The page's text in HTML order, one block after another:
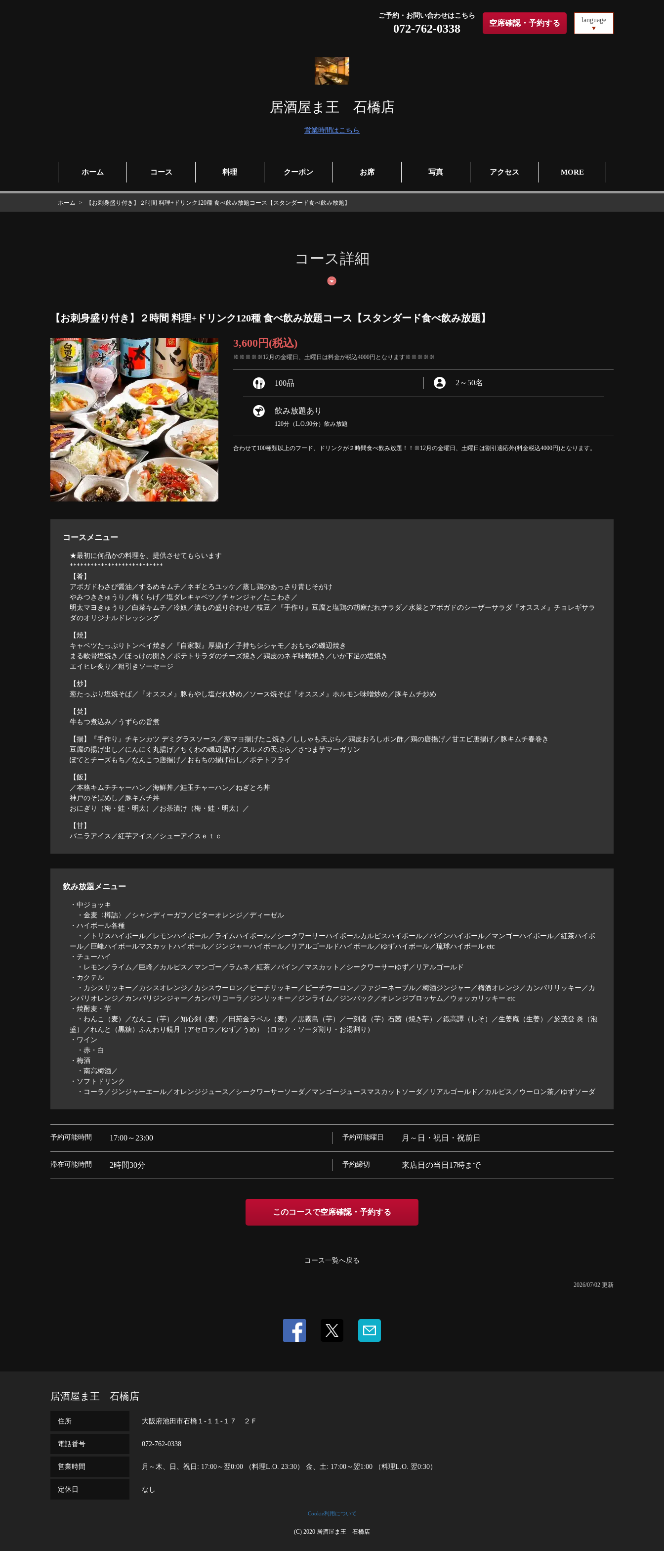
ご予約・お問い合わせはこちら
072-762-0338 空席確認・予約する language
居酒屋ま王 石橋店
営業時間はこちら
ホーム コース 料理 クーポン お席 写真 アクセス MORE
ホーム 【お刺身盛り付き】２時間 料理+ドリンク120種 食べ飲み放題コース【スタンダード食べ飲み放題】
コース詳細
【お刺身盛り付き】２時間 料理+ドリンク120種 食べ飲み放題コース【スタンダード食べ飲み放題】
3,600円 (税込)
※※※※※12月の金曜日、土曜日は料金が税込4000円となります※※※※※
100品 2 ～ 50名
飲み放題あり
120分（L.O.90分）飲み放題
合わせて100種類以上のフード、ドリンクが２時間食べ飲み放題！！※12月の金曜日、土曜日は割引適応外(料金税込4000円)となります。
コースメニュー
★最初に何品かの料理を、提供させてもらいます
***************************
【肴】
アボガドわさび醤油／するめキムチ／ネギとろユッケ／蒸し鶏のあっさり青じそがけ
やみつききゅうり／梅くらげ／塩ダレキャベツ／チャンジャ／たこわさ／
明太マヨきゅうり／白菜キムチ／冷奴／漬もの盛り合わせ／枝豆／『手作り』豆腐と塩鶏の胡麻だれサラダ／水菜とアボガドのシーザーサラダ『オススメ』チョレギサラ
ダのオリジナルドレッシング
【焼】
キャベツたっぷりトンペイ焼き／『自家製』厚揚げ／子持ちシシャモ／おもちの磯辺焼き
まる軟骨塩焼き／ほっけの開き／ポテトサラダのチーズ焼き／鶏皮のネギ味噌焼き／いか下足の塩焼き
エイヒレ炙り／粗引きソーセージ
【炒】
葱たっぷり塩焼そば／『オススメ』豚もやし塩だれ炒め／ソース焼そば『オススメ』ホルモン味噌炒め／豚キムチ炒め
【焚】
牛もつ煮込み／うずらの旨煮
【揚】『手作り』チキンカツ デミグラスソース／葱マヨ揚げたこ焼き／ししゃも天ぷら／鶏皮おろしポン酢／鶏の唐揚げ／甘エビ唐揚げ／豚キムチ春巻き
豆腐の揚げ出し／にんにく丸揚げ／ちくわの磯辺揚げ／スルメの天ぷら／さつま芋マーガリン
ぽてとチーズもち／なんこつ唐揚げ／おもちの揚げ出し／ポテトフライ
【飯】
／本格キムチチャーハン／海鮮丼／鮭玉チャーハン／ねぎとろ丼
神戸のそばめし／豚キムチ丼
おにぎり（梅・鮭・明太）／お茶漬け（梅・鮭・明太）／
【甘】
バニラアイス／紅芋アイス／シューアイスｅｔｃ
飲み放題メニュー
・中ジョッキ
・金麦〈樽詰〉／シャンディーガフ／ビターオレンジ／ディーゼル
・ハイボール各種
・／トリスハイボール／レモンハイボール／ライムハイボール／シークワーサーハイボールカルピスハイボール／パインハイボール／マンゴーハイボール／紅茶ハイボ
ール／巨峰ハイボールマスカットハイボール／ジンジャーハイボール／リアルゴールドハイボール／ゆずハイボール／琉球ハイボール etc
・チューハイ
・レモン／ライム／巨峰／カルピス／マンゴー／ラムネ／紅茶／パイン／マスカット／シークワーサーゆず／リアルゴールド
・カクテル
・カシスリッキー／カシスオレンジ／カシスウーロン／ピーチリッキー／ピーチウーロン／ファジーネーブル／梅酒ジンジャー／梅酒オレンジ／カンパリリッキー／カ
ンパリオレンジ／カンパリジンジャー／カンパリコーラ／ジンリッキー／ジンライム／ジンバック／オレンジブロッサム／ウォッカリッキー etc
・焼酎麦・芋
・わんこ（麦）／なんこ（芋）／知心剣（麦）／田苑金ラベル（麦）／黒霧島（芋）／一刻者（芋）石茜（焼き芋）／鍛高譚（しそ）／生姜庵（生姜）／於茂登 炎（泡
盛）／れんと（黒糖）ふんわり鏡月（アセロラ／ゆず／うめ）（ロック・ソーダ割り・お湯割り）
・ワイン
・赤・白
・梅酒
・南高梅酒／
・ソフトドリンク
・コーラ／ジンジャーエール／オレンジジュース／シークワーサーソーダ／マンゴージュースマスカットソーダ／リアルゴールド／カルピス／ウーロン茶／ゆずソーダ
予約可能時間 17:00～23:00 予約可能曜日 月～日・祝日・祝前日
滞在可能時間 2時間30分 予約締切 来店日の当日17時まで
このコースで空席確認・予約する
コース一覧へ戻る
2026/07/02 更新
居酒屋ま王 石橋店
住所 大阪府池田市石橋１‐１１‐１７ ２Ｆ
電話番号 072-762-0338
営業時間 月～木、日、祝日: 17:00～翌0:00 （料理L.O. 23:30） 金、土: 17:00～翌1:00 （料理L.O. 翌0:30）
定休日 なし
Cookie利用について
(C) 2020 居酒屋ま王 石橋店